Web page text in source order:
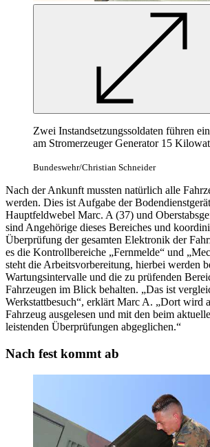
Zwei Instandsetzungssoldaten führen
am Stromerzeuger Generator 15
Bundeswehr/Christian Schneider
Nach der Ankunft mussten natürlich alle
werden. Dies ist Aufgabe der
Hauptfeldwebel Marc. A (37) und
sind Angehörige dieses Bereiches und
Überprüfung der gesamten Elektronik der
es die Kontrollbereiche „Fernmelde“ und
steht die Arbeitsvorbereitung, hierbei werden
Wartungsintervalle und die zu prüfenden
Fahrzeugen im Blick behalten. „Das ist
Werkstattbesuch“, erklärt Marc A. „Dort wird
Fahrzeug ausgelesen und mit den beim
leistenden Überprüfungen abgeglichen.“
Nach fest kommt ab